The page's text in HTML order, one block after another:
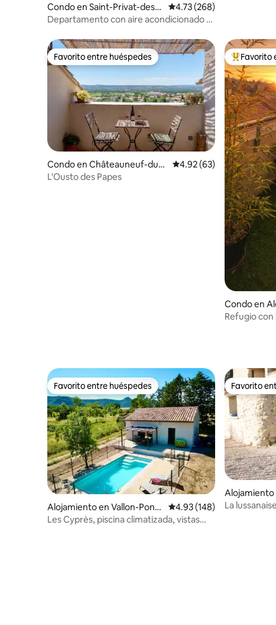
Condo en Saint-Privat-des-
Vieux
Calificación promedio:
4.73 (268)
Departamento con aire acondicionado y
Favorito entre huéspedes
Favorito entre huéspedes
Condo en Châteauneuf-du-P
ape
Calificación promedio:
4.92 (63)
L'Ousto des Papes
Favorito
Favorito
Condo en
Refugio
zen,
Favorito entre huéspedes
Favorito entre huéspedes
Alojamiento en Vallon-Pont-
d'Arc
Calificación promedio:
4.93 (148)
Les Cyprès, piscina climatizada, vistas
Favorito
Favorito
Alojamiento
La